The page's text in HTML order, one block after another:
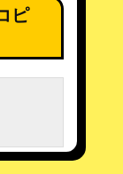
ピ